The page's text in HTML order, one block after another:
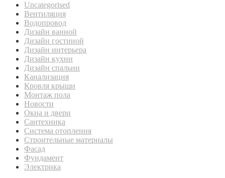
Uncategorised
Вентиляция
Водопровод
Дизайн ванной
Дизайн гостиной
Дизайн интерьера
Дизайн кухни
Дизайн спальни
Канализация
Кровля крыши
Монтаж пола
Новости
Окна и двери
Сантехника
Система отопления
Строительные материалы
Фасад
Фундамент
Электрика